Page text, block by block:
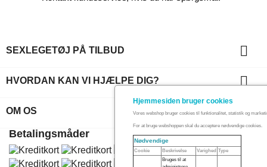
SEXLEGETØJ PÅ TILBUD 
HVORDAN KAN VI HJÆLPE DIG? 
OM OS
Betalingsmåder
Hjemmesiden bruger cookies
Vores webshop bruger cookies til funktionalitet, statistik og
For at bruge webshoppen skal du acceptere nødvendige cookies.
Nødvendige
Cookie Beskrivelse Varighed Type
Bruges til at